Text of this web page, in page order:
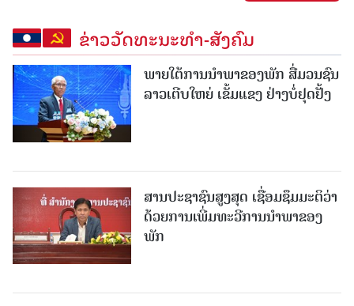
ຂ່າວວັດທະນະທຳ-ສັງຄົມ
ພາຍໃຕ້ການນໍາພາຂອງພັກ ສື່ມວນຊົນ
ລາວເຕີບໃຫຍ່ ເຂັ້ມແຂງ ຢ່າງບໍ່ຢຸດຢັ້ງ
ສານປະຊາຊົນສູງສຸດ ເຊື່ອມຊຶມມະຕິວ່າ
ດ້ວຍການເພີ່ມທະວີການນຳພາຂອງ
ພັກ